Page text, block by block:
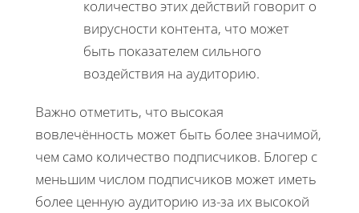
количество этих действий говорит о
вирусности контента, что может
быть показателем сильного
воздействия на аудиторию.
Важно отметить, что высокая
вовлечённость может быть более значимой,
чем само количество подписчиков. Блогер с
меньшим числом подписчиков может иметь
более ценную аудиторию из-за их высокой